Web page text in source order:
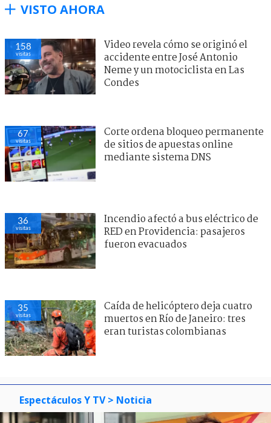
VISTO AHORA
158
visitas
Video revela cómo se originó el
accidente entre José Antonio
Neme y un motociclista en Las
Condes
67
visitas
Corte ordena bloqueo permanente
de sitios de apuestas online
mediante sistema DNS
36
visitas
Incendio afectó a bus eléctrico de
RED en Providencia: pasajeros
fueron evacuados
35
visitas
Caída de helicóptero deja cuatro
muertos en Río de Janeiro: tres
eran turistas colombianas
Espectáculos Y TV > Noticia